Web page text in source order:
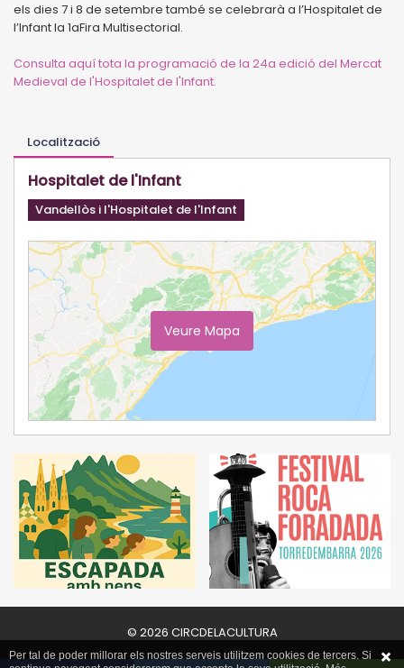
els dies 7 i 8 de setembre també se celebrarà a l’Hospitalet de
l’Infant la 1aFira Multisectorial.
Consulta aquí tota la programació de la 24a edició del Mercat
Medieval de l'Hospitalet de l'Infant.
Localització
Hospitalet de l'Infant
Vandellòs i l'Hospitalet de l'Infant
Veure Mapa
© 2026 CIRCDELACULTURA
Per tal de poder millorar els nostres serveis utilitzem cookies de tercers. Si